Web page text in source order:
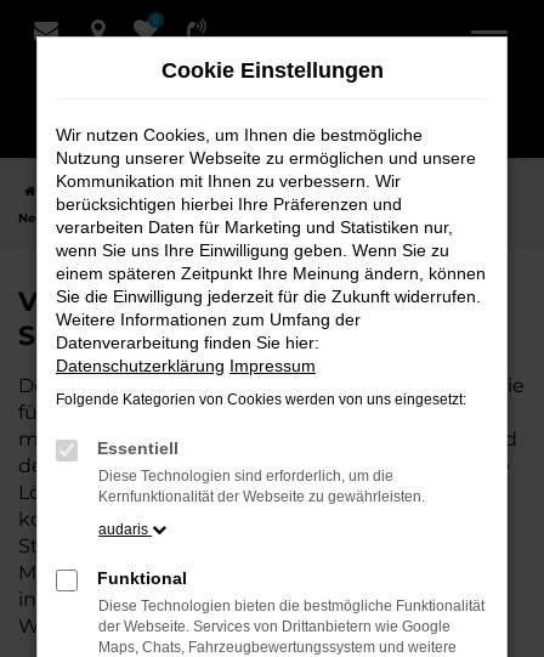
Zum
0
Startseite Weyhe VW VW T7 Multivan
VW T7 Multivan
Neuwagen bei Schmidt + Koch für Weyhe
VW T7 Multivan Neuwagen bei
Schmidt + Koch für Weyhe
Der VW T7 Multivan ist die perfekte Wahl für alle, die
für Weyhe einen Neuwagen suchen. Mit seiner
modernen Technik, seinem effizienten Antrieb und
dem stilvollen Design ist der T7 Multivan die ideale
Lösung für jeden, der ein zuverlässiges und
komfortables Fahrzeug möchte. Egal, ob für den
Stadtverkehr oder längere Fahrten – der T7
Multivan bietet Ihnen höchsten Fahrkomfort,
innovative Features und eine herausragende
Wirtschaftlichkeit.
Cookie Einstellungen
Wir nutzen Cookies, um Ihnen die bestmögliche
Nutzung unserer Webseite zu ermöglichen und unsere
Kommunikation mit Ihnen zu verbessern. Wir
berücksichtigen hierbei Ihre Präferenzen und
verarbeiten Daten für Marketing und Statistiken nur,
wenn Sie uns Ihre Einwilligung geben. Wenn Sie zu
einem späteren Zeitpunkt Ihre Meinung ändern, können
Sie die Einwilligung jederzeit für die Zukunft widerrufen.
Weitere Informationen zum Umfang der
Datenverarbeitung finden Sie hier:
Datenschutzerklärung Impressum
Folgende Kategorien von Cookies werden von uns eingesetzt:
Essentiell
Diese Technologien sind erforderlich, um die
Kernfunktionalität der Webseite zu gewährleisten.
audaris
Funktional
Diese Technologien bieten die bestmögliche Funktionalität
der Webseite. Services von Drittanbietern wie Google
Maps, Chats, Fahrzeugbewertungssystem und weitere